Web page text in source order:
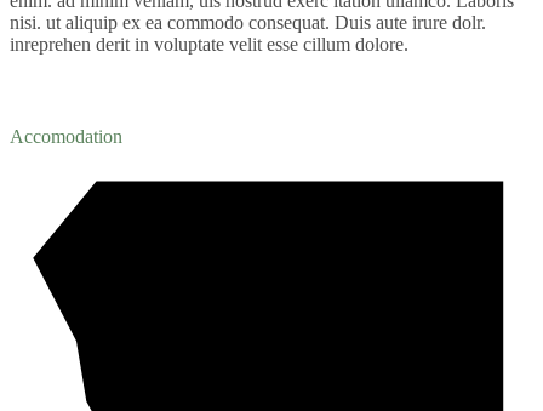
nisi. ut aliquip ex ea commodo consequat. Duis aute irure dolr.
inreprehen derit in voluptate velit esse cillum dolore.
Accomodation